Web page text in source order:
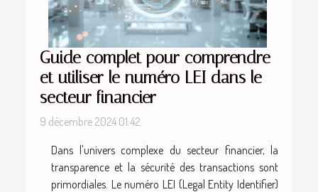
Guide complet pour comprendre
et utiliser le numéro LEI dans le
secteur financier
9 décembre 2024 01:42
Dans l'univers complexe du secteur financier, la
transparence et la sécurité des transactions sont
primordiales. Le numéro LEI (Legal Entity Identifier)